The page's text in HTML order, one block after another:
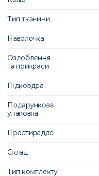
Тип тканини
Наволочка
Оздоблення
та прикраси
Підковдра
Подарункова
упаковка
Простирадло
Склад
Тип комплекту